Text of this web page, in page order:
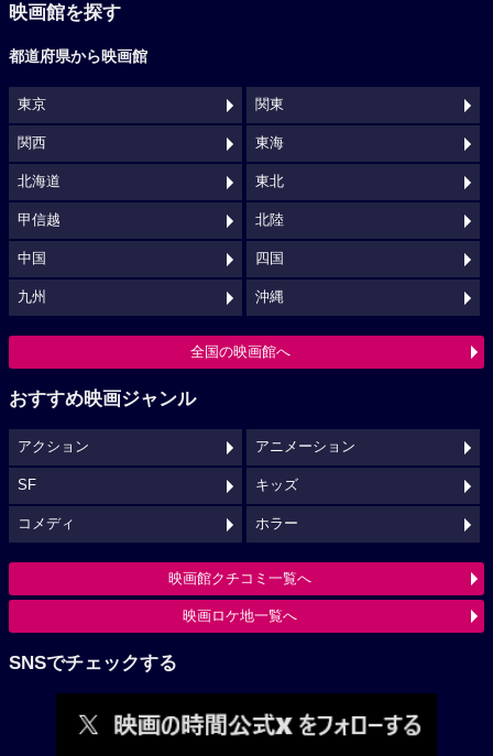
映画館を探す
都道府県から映画館
東京 関東
関西 東海
北海道 東北
甲信越 北陸
中国 四国
九州 沖縄
全国の映画館へ
おすすめ映画ジャンル
アクション アニメーション
SF キッズ
コメディ ホラー
映画館クチコミ一覧へ
映画ロケ地一覧へ
SNSでチェックする